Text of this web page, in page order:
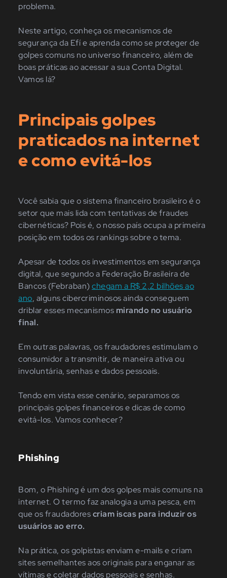
problema.
Neste artigo, conheça os mecanismos de
segurança da Efí e aprenda como se proteger de
golpes comuns no universo financeiro, além de
boas práticas ao acessar a sua Conta Digital.
Vamos lá?
Principais golpes
praticados na internet
e como evitá-los
Você sabia que o sistema financeiro brasileiro é o
setor que mais lida com tentativas de fraudes
cibernéticas? Pois é, o nosso país ocupa a primeira
posição em todos os rankings sobre o tema.
Apesar de todos os investimentos em segurança
digital, que segundo a Federação Brasileira de
Bancos (Febraban)chegam a R$ 2,2 bilhões ao
ano, alguns cibercriminosos ainda conseguem
driblar esses mecanismos mirando no usuário
final.
Em outras palavras, os fraudadores estimulam o
consumidor a transmitir, de maneira ativa ou
involuntária, senhas e dados pessoais.
Tendo em vista esse cenário, separamos os
principais golpes financeiros e dicas de como
evitá-los. Vamos conhecer?
Phishing
Bom, o Phishing é um dos golpes mais comuns na
internet. O termo faz analogia a uma pesca, em
que os fraudadorescriam iscas para induzir os
usuários ao erro.
Na prática, os golpistas enviam e-mails e criam
sites semelhantes aos originais para enganar as
vítimas e coletar dados pessoais e senhas.